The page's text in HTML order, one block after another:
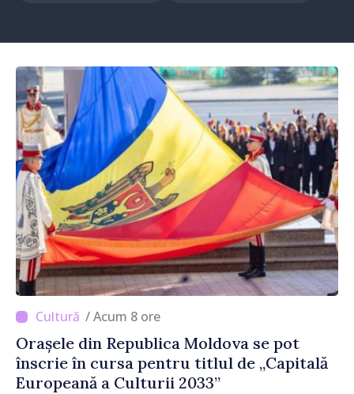
/ Acum 8 ore
Orașele din Republica Moldova se pot
înscrie în cursa pentru titlul de „Capitală
Europeană a Culturii 2033”